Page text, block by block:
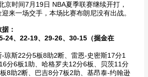
京时间7月19日 NBA夏季联赛继续开打，
来一场交手，本场比赛布朗尼没有出战。
：
24、22-19、29-26、30-15（掘金在
斯22分5板8助2断、雷恩-史密斯17分1
分6板1助、哈格罗夫12分6板、贝茨11分
8助2断、巴吉8分7板2助、基昂泰-约翰逊